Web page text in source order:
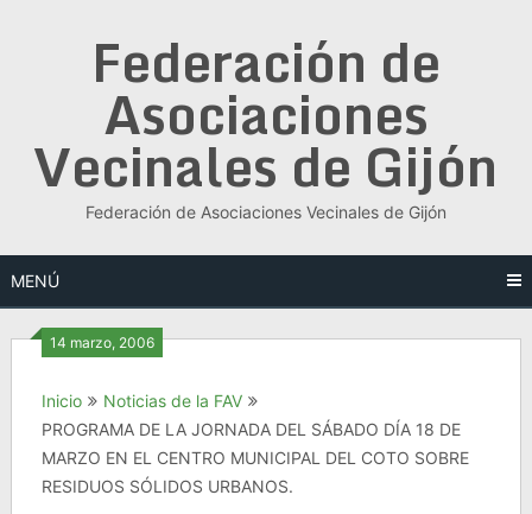
Federación de
Asociaciones
Vecinales de Gijón
Federación de Asociaciones Vecinales de Gijón
MENÚ
14 marzo, 2006
Inicio
Noticias de la FAV
PROGRAMA DE LA JORNADA DEL SÁBADO DÍA 18 DE
MARZO EN EL CENTRO MUNICIPAL DEL COTO SOBRE
RESIDUOS SÓLIDOS URBANOS.